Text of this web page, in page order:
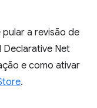
a revisão de
Declarative Net
e como ativar
.